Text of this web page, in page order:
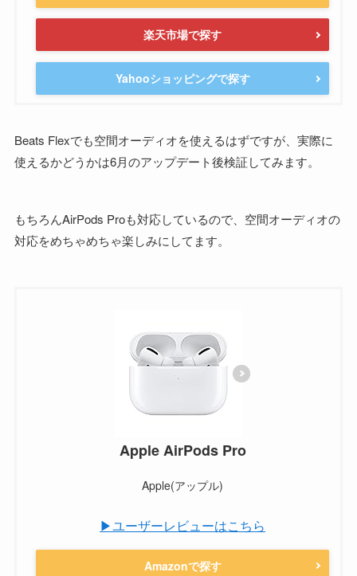
楽天市場で探す
Yahooショッピングで探す
Beats Flexでも空間オーディオを使えるはずですが、実際に
使えるかどうかは6月のアップデート後検証してみます。
もちろんAirPods Proも対応しているので、空間オーディオの
対応をめちゃめちゃ楽しみにしてます。
Apple AirPods Pro
Apple(アップル)
▶ユーザーレビューはこちら
Amazonで探す